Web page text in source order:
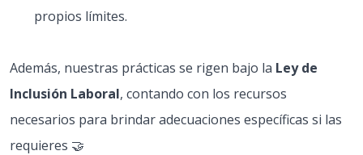
propios límites.
Además, nuestras prácticas se rigen bajo la Ley de
Inclusión Laboral, contando con los recursos
necesarios para brindar adecuaciones específicas si las
requieres 🤝